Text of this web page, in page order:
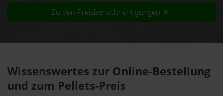
Zu den Preisbenachrichtigungen
Wissenswertes zur Online-Bestellung
und zum Pellets-Preis